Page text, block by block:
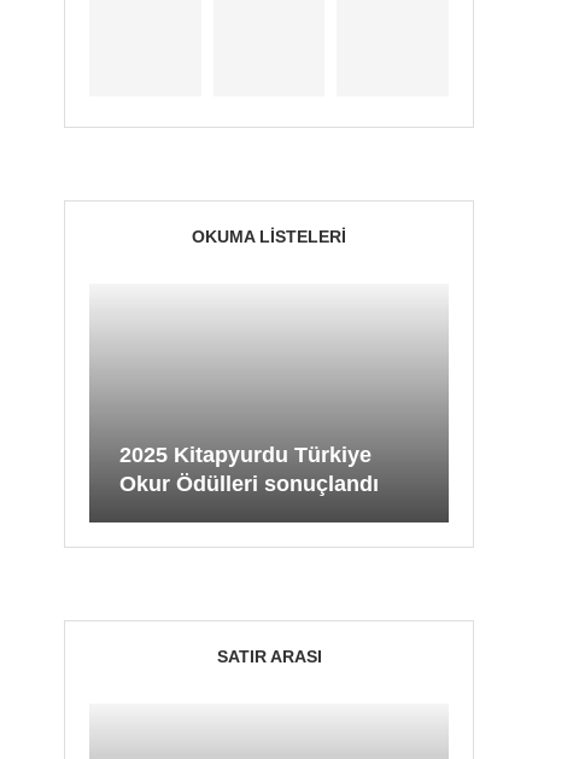
OKUMA LISTELERI
2025 Kitapyurdu Türkiye
Okur Ödülleri sonuçlandı
SATIR ARASI